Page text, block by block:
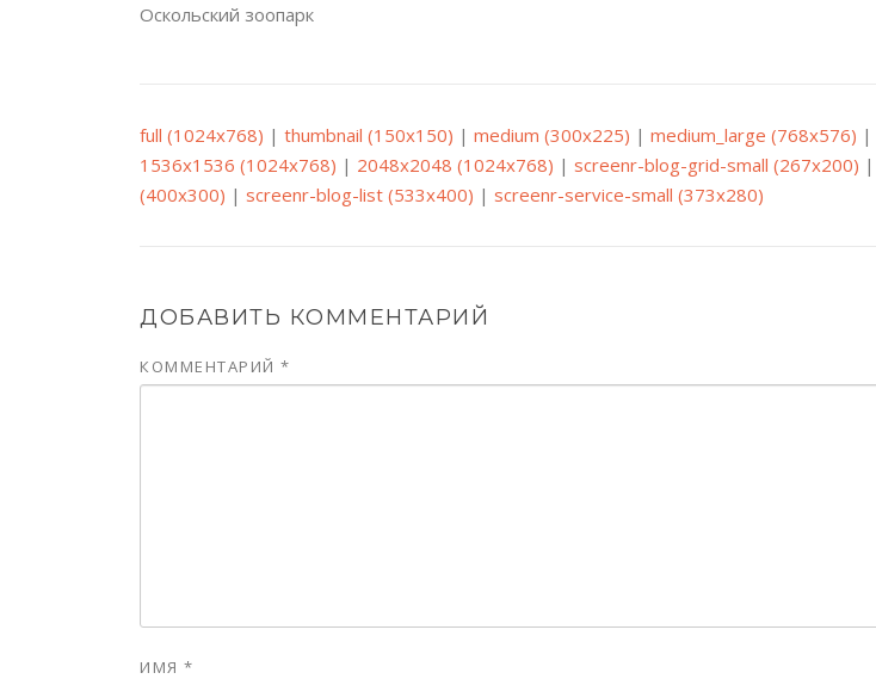
Оскольский зоопарк
full (1024x768) | thumbnail (150x150) | medium (300x225) | medium_large (768x576) |
1536x1536 (1024x768) | 2048x2048 (1024x768) | screenr-blog-grid-small (267x200) |
(400x300) | screenr-blog-list (533x400) | screenr-service-small (373x280)
ДОБАВИТЬ КОММЕНТАРИЙ
КОММЕНТАРИЙ *
ИМЯ *